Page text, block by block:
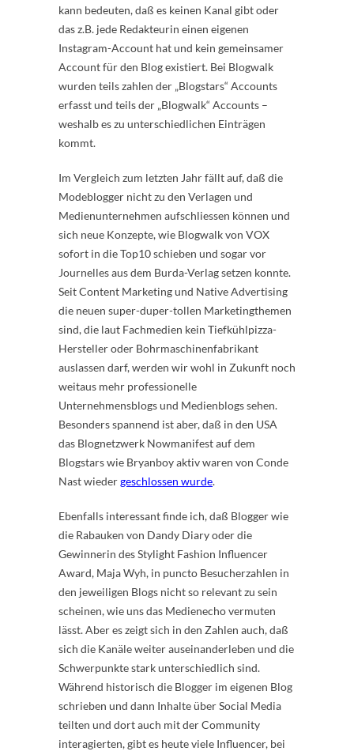
kann bedeuten, daß es keinen Kanal gibt oder
das z.B. jede Redakteurin einen eigenen
Instagram-Account hat und kein gemeinsamer
Account für den Blog existiert. Bei Blogwalk
wurden teils zahlen der „Blogstars“ Accounts
erfasst und teils der „Blogwalk“ Accounts –
weshalb es zu unterschiedlichen Einträgen
kommt.
Im Vergleich zum letzten Jahr fällt auf, daß die
Modeblogger nicht zu den Verlagen und
Medienunternehmen aufschliessen können und
sich neue Konzepte, wie Blogwalk von VOX
sofort in die Top10 schieben und sogar vor
Journelles aus dem Burda-Verlag setzen konnte.
Seit Content Marketing und Native Advertising
die neuen super-duper-tollen Marketingthemen
sind, die laut Fachmedien kein Tiefkühlpizza-
Hersteller oder Bohrmaschinenfabrikant
auslassen darf, werden wir wohl in Zukunft noch
weitaus mehr professionelle
Unternehmensblogs und Medienblogs sehen.
Besonders spannend ist aber, daß in den USA
das Blognetzwerk Nowmanifest auf dem
Blogstars wie Bryanboy aktiv waren von Conde
Nast wiedergeschlossen wurde.
Ebenfalls interessant finde ich, daß Blogger wie
die Rabauken von Dandy Diary oder die
Gewinnerin des Stylight Fashion Influencer
Award, Maja Wyh, in puncto Besucherzahlen in
den jeweiligen Blogs nicht so relevant zu sein
scheinen, wie uns das Medienecho vermuten
lässt. Aber es zeigt sich in den Zahlen auch, daß
sich die Kanäle weiter auseinanderleben und die
Schwerpunkte stark unterschiedlich sind.
Während historisch die Blogger im eigenen Blog
schrieben und dann Inhalte über Social Media
teilten und dort auch mit der Community
interagierten, gibt es heute viele Influencer, bei